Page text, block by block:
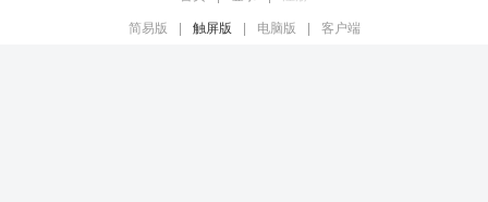
简易版 触屏版 电脑版 客户端